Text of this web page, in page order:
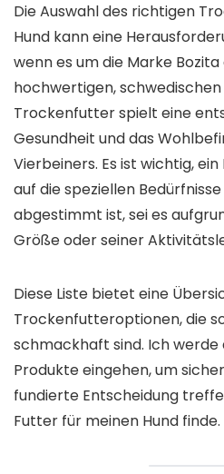
Die Auswahl des richtigen
Hund kann eine
wenn es um die Marke
hochwertigen,
Trockenfutter spielt eine
Gesundheit und das
Vierbeiners. Es ist wichtig,
auf die speziellen
abgestimmt ist, sei es
Größe oder seiner
Diese Liste bietet eine
Trockenfutteroptionen, die
schmackhaft sind. Ich
Produkte eingehen, um
fundierte Entscheidung
Futter für meinen Hund finde.